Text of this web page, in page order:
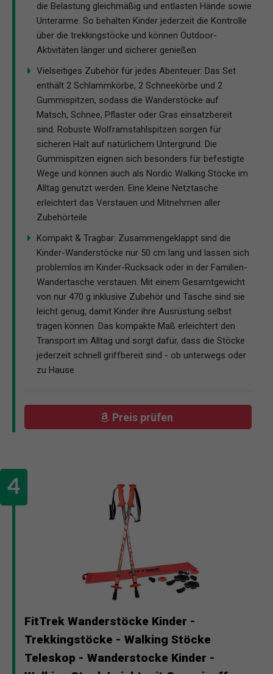
die Belastung gleichmäßig und entlasten Hände sowie
Unterarme. So behalten Kinder jederzeit die Kontrolle
über die trekkingstöcke und können Outdoor-
Aktivitäten länger und sicherer genießen
Vielseitiges Zubehör für jedes Abenteuer: Das Set
enthält 2 Schlammkörbe, 2 Schneekörbe und 2
Gummispitzen, sodass die Wanderstöcke auf
Matsch, Schnee, Pflaster oder Gras einsatzbereit
sind. Robuste Wolframstahlspitzen sorgen für
sicheren Halt auf natürlichem Untergrund. Die
Gummispitzen eignen sich besonders für befestigte
Wege und können auch als Nordic Walking Stöcke im
Alltag genutzt werden. Eine kleine Netztasche
erleichtert das Verstauen und Mitnehmen aller
Zubehörteile
Kompakt & Tragbar: Zusammengeklappt sind die
Kinder-Wanderstöcke nur 50 cm lang und lassen sich
problemlos im Kinder-Rucksack oder in der Familien-
Wandertasche verstauen. Mit einem Gesamtgewicht
von nur 470 g inklusive Zubehör und Tasche sind sie
leicht genug, damit Kinder ihre Ausrüstung selbst
tragen können. Das kompakte Maß erleichtert den
Transport im Alltag und sorgt dafür, dass die Stöcke
jederzeit schnell griffbereit sind - ob unterwegs oder
zu Hause
Preis prüfen
FitTrek Wanderstöcke Kinder -
Trekkingstöcke - Walking Stöcke
Teleskop - Wanderstocke Kinder -